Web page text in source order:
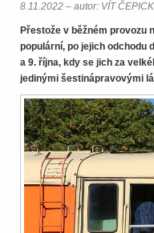
8.11.2022 – autor: VÍT
Přestože v běžném provozu
populární, po jejich odchodu
a 9. října, kdy se jich za
jedinými šestinápravovými